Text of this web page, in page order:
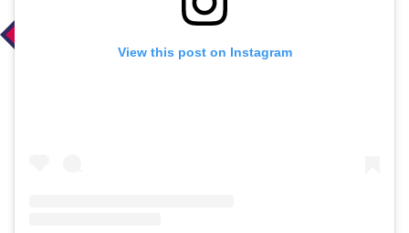
View this post on Instagram